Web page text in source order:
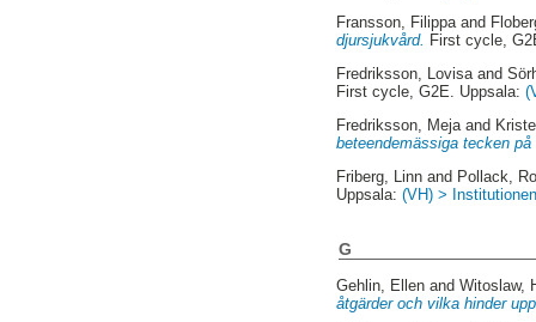
Fransson, Filippaand
djursjukvård. First cycle,
Fredriksson, Lovisa and
First cycle, G2E. Uppsala:
Fredriksson, Meja and
beteendemässiga tecken
Friberg, Linn and Pollack,
Uppsala:(VH) >
G
Gehlin, Ellen andWitoslaw,
åtgärder och vilka hinder